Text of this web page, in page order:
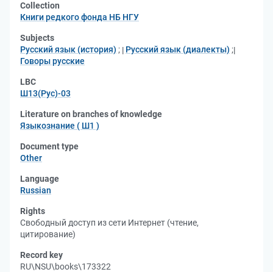
Collection
Книги редкого фонда НБ НГУ
Subjects
Русский язык (история) ; Русский язык (диалекты) ;
Говоры русские
LBC
Ш13(Рус)-03
Literature on branches of knowledge
Языкознание ( Ш1 )
Document type
Other
Language
Russian
Rights
Свободный доступ из сети Интернет (чтение,
цитирование)
Record key
RU\NSU\books\173322